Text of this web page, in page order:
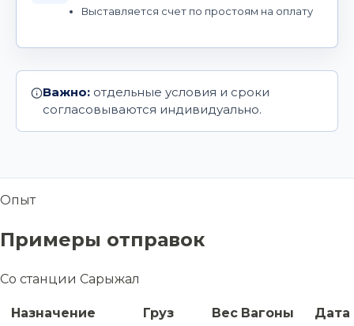
Выставляется счет по простоям на оплату
Важно: отдельные условия и сроки
согласовываются индивидуально.
Опыт
Примеры отправок
Со станции Сарыжал
Назначение Груз Вес Вагоны Дата